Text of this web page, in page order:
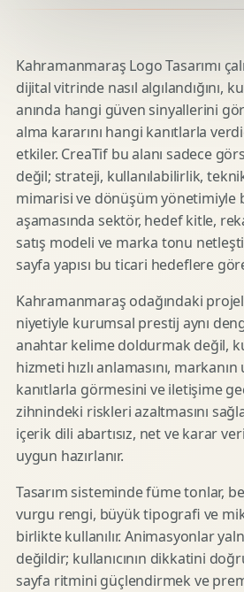
Kahramanmaraş Logo Tasarımı
dijital vitrinde nasıl algılandığını,
anında hangi güven sinyallerini
alma kararını hangi kanıtlarla
etkiler. CreaTif bu alanı sadece
değil; strateji, kullanılabilirlik,
mimarisi ve dönüşüm yönetimiyle
aşamasında sektör, hedef kitle,
satış modeli ve marka tonu
sayfa yapısı bu ticari hedeflere
Kahramanmaraş odağındaki
niyetiyle kurumsal prestij aynı
anahtar kelime doldurmak değil,
hizmeti hızlı anlamasını,
kanıtlarla görmesini ve iletişime
zihnindeki riskleri azaltmasını
içerik dili abartısız, net ve karar
uygun hazırlanır.
Tasarım sisteminde füme tonlar,
vurgu rengi, büyük tipografi ve
birlikte kullanılır. Animasyonlar
değildir; kullanıcının dikkatini
sayfa ritmini güçlendirmek ve